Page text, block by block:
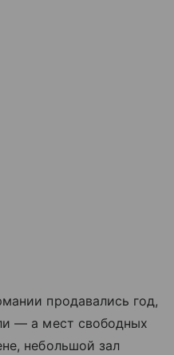
продавались год,
— а мест свободных
небольшой зал